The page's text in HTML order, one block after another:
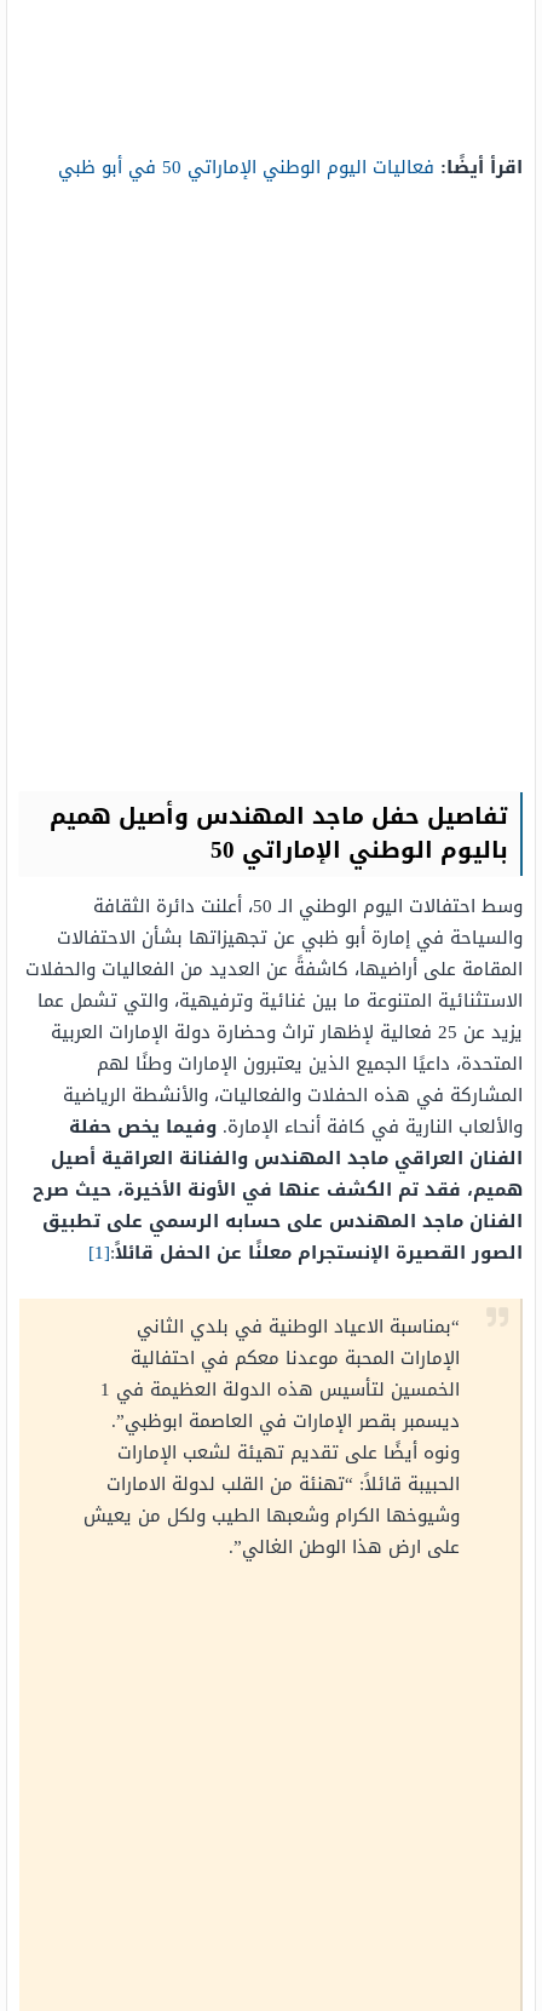
اقرأ أيضًا: فعاليات اليوم الوطني الإماراتي 50 في أبو ظبي
تفاصيل حفل ماجد المهندس وأصيل هميم
باليوم الوطني الإماراتي 50
وسط احتفالات اليوم الوطني الـ 50، أعلنت دائرة الثقافة
والسياحة في إمارة أبو ظبي عن تجهيزاتها بشأن الاحتفالات
المقامة على أراضيها، كاشفةً عن العديد من الفعاليات والحفلات
الاستثنائية المتنوعة ما بين غنائية وترفيهية، والتي تشمل عما
يزيد عن 25 فعالية لإظهار تراث وحضارة دولة الإمارات العربية
المتحدة، داعيًا الجميع الذين يعتبرون الإمارات وطنًا لهم
المشاركة في هذه الحفلات والفعاليات، والأنشطة الرياضية
والألعاب النارية في كافة أنحاء الإمارة. وفيما يخص حفلة
الفنان العراقي ماجد المهندس والفنانة العراقية أصيل
هميم، فقد تم الكشف عنها في الأونة الأخيرة، حيث صرح
الفنان ماجد المهندس على حسابه الرسمي على تطبيق
الصور القصيرة الإنستجرام معلنًا عن الحفل قائلاً:
[1]
“بمناسبة الاعياد الوطنية في بلدي الثاني
الإمارات المحبة موعدنا معكم في احتفالية
الخمسين لتأسيس هذه الدولة العظيمة في 1
ديسمبر بقصر الإمارات في العاصمة ابوظبي”.
ونوه أيضًا على تقديم تهيئة لشعب الإمارات
الحبيبة قائلاً: “تهنئة من القلب لدولة الامارات
وشيوخها الكرام وشعبها الطيب ولكل من يعيش
على ارض هذا الوطن الغالي”.